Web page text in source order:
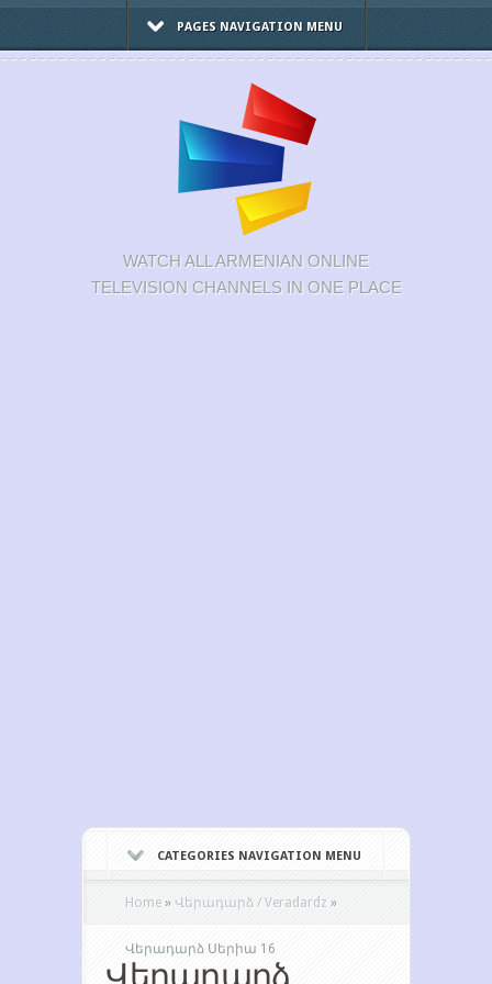
PAGES NAVIGATION MENU
WATCH ALL ARMENIAN ONLINE
TELEVISION CHANNELS IN ONE PLACE
CATEGORIES NAVIGATION MENU
Home » Վերադարձ / Veradardz »
Վերադարձ Սերիա 16
Վերադարձ